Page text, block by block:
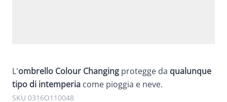
L'ombrello Colour Changing protegge da qualunque
tipo di intemperia come pioggia e neve.
SKU 0316O110048